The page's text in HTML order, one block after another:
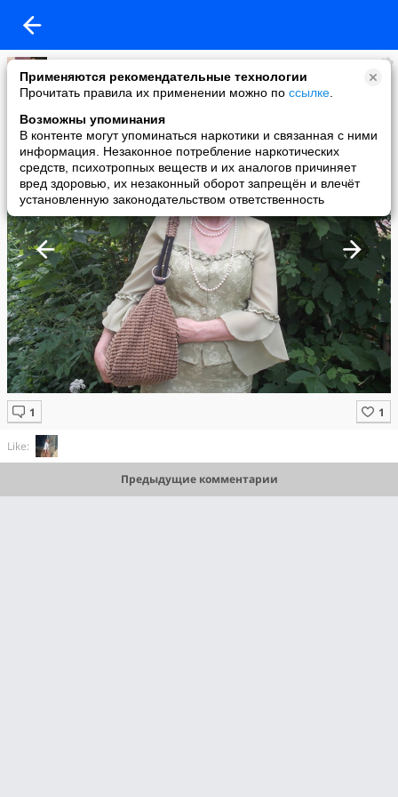
Применяются рекомендательные технологии
Прочитать правила их применении можно по ссылке
Возможны упоминания
В контенте могут упоминаться наркотики и связанная с ними
информация. Незаконное потребление наркотических
средств, психотропных веществ и их аналогов причиняет
вред здоровью, их незаконный оборот запрещён и влечёт
установленную законодательством ответственность
Людмилка
added a photo
17 Jun в 21:56
Like:
Предыдущие комментарии